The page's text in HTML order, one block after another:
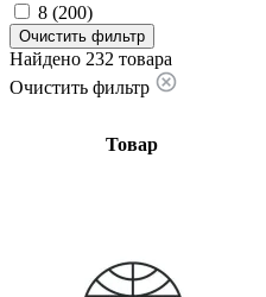
8 (200)
Очистить фильтр
Найдено 232 товара
Очистить фильтр
Товар